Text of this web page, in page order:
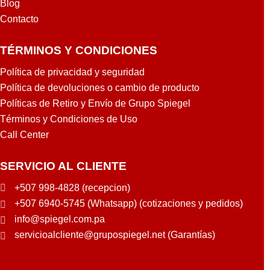
Blog
Contacto
TÉRMINOS Y CONDICIONES
Política de privacidad y seguridad
Política de devoluciones o cambio de producto
Políticas de Retiro y Envío de Grupo Spiegel
Términos y Condiciones de Uso
Call Center
SERVICIO AL CLIENTE
+507 998-4828 (recepcion)
+507 6940-5745 (Whatsapp) (cotizaciones y pedidos)
info@spiegel.com.pa
servicioalcliente@grupospiegel.net (Garantías)